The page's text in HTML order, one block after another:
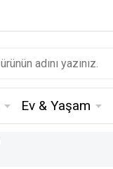
Ev & Yaşam